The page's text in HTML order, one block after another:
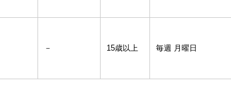
－ 15歳以上 毎週 月曜日